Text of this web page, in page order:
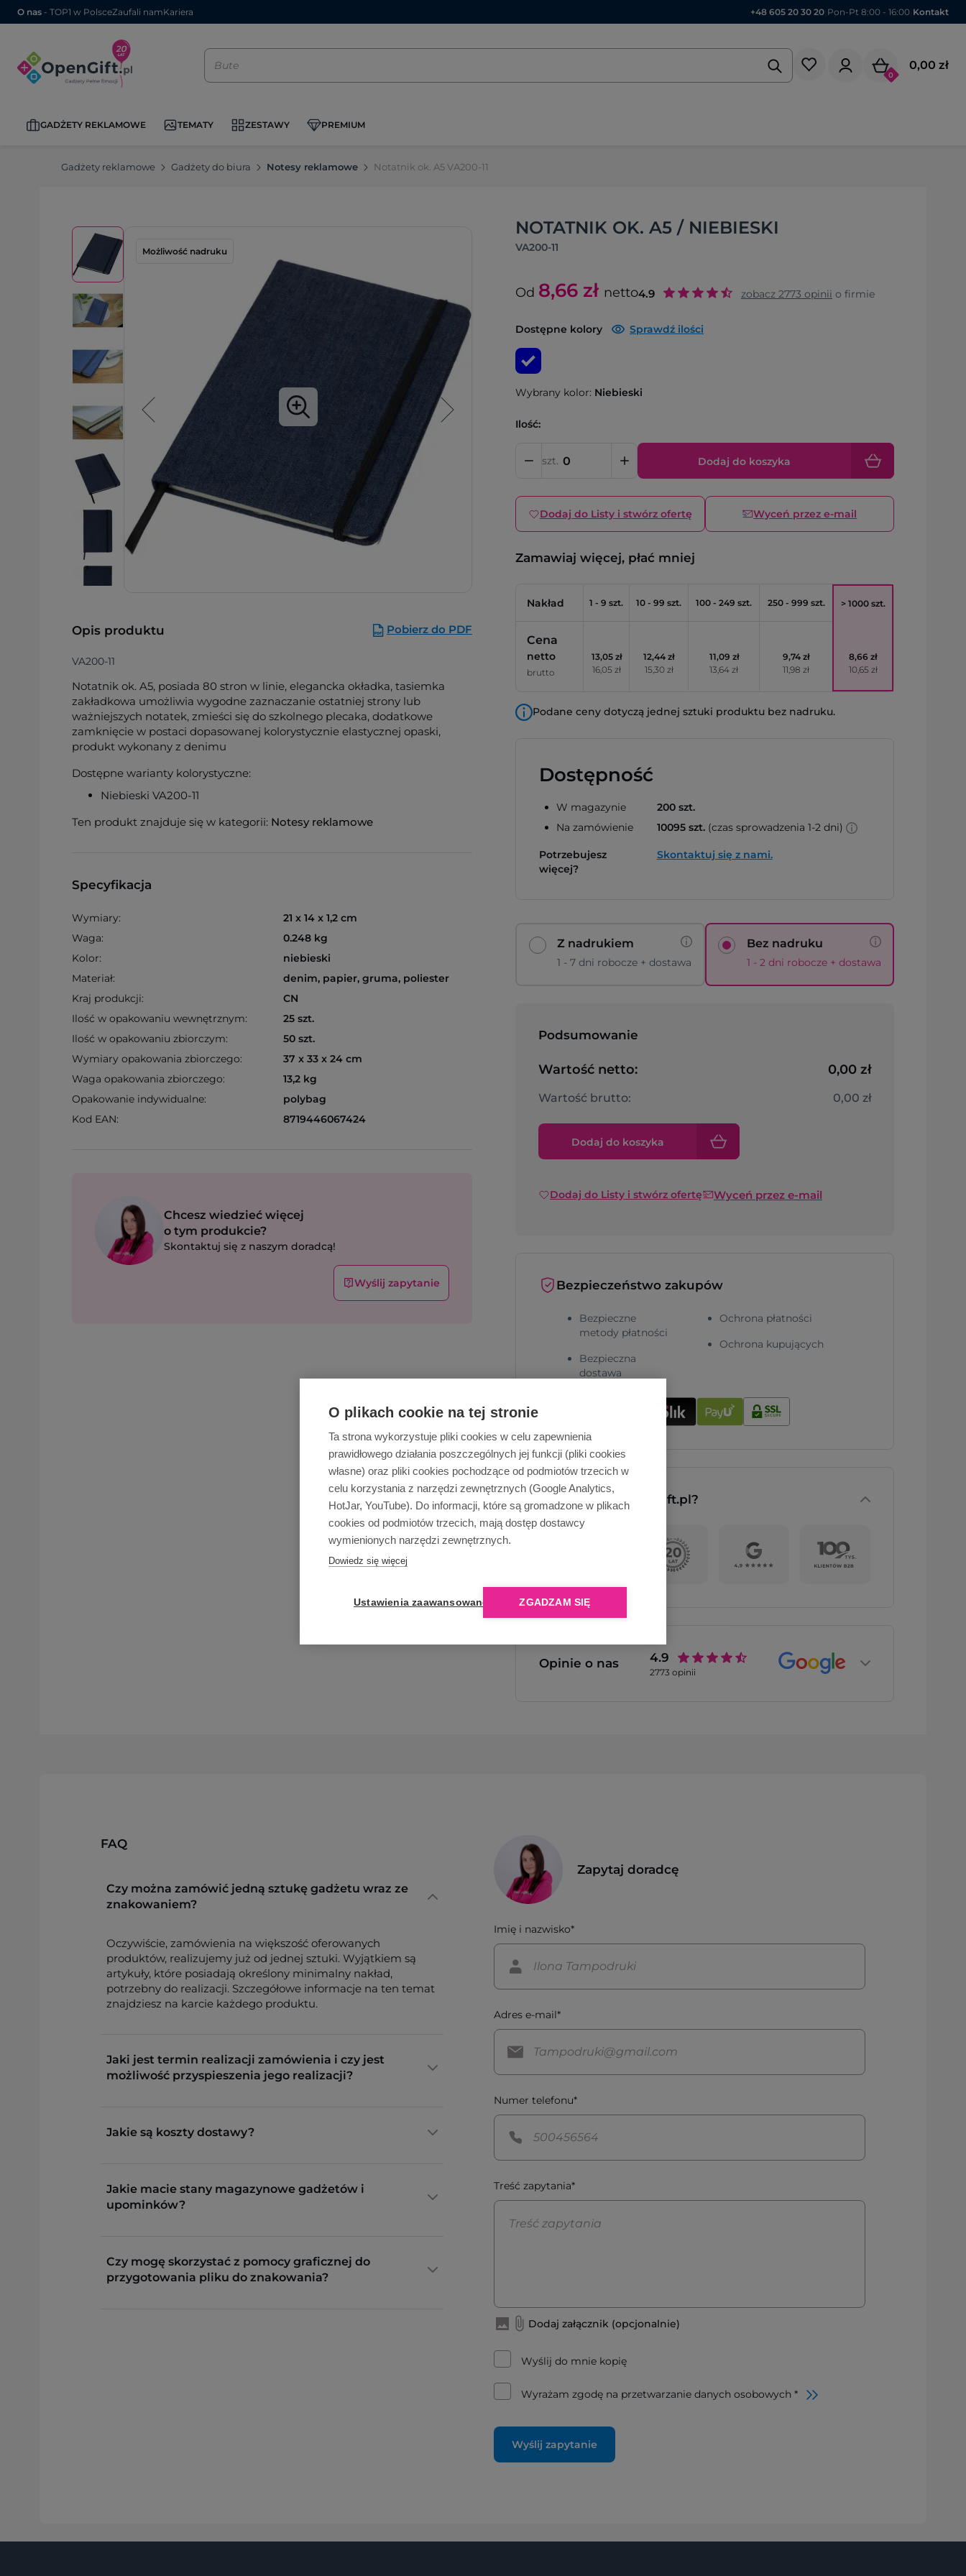
O plikach cookie na tej stronie
Ta strona wykorzystuje pliki cookies w celu zapewnienia
prawidłowego działania poszczególnych jej funkcji (pliki cookies
własne) oraz pliki cookies pochodzące od podmiotów trzecich w
celu korzystania z narzędzi zewnętrznych (Google Analytics,
HotJar, YouTube). Do informacji, które są gromadzone w plikach
cookies od podmiotów trzecich, mają dostęp dostawcy
wymienionych narzędzi zewnętrznych.
Dowiedz się więcej
Ustawienia zaawansowane ZGADZAM SIĘ
O nas - TOP1 w PolsceZaufali namKariera +48 605 20 30 20 Pon-Pt 8:00 - 16:00 Kontakt
0
0,00 zł
GADŻETY REKLAMOWE TEMATY ZESTAWY PREMIUM
Gadżety reklamowe Gadżety do biura Notesy reklamowe Notatnik ok. A5 VA200-11
NOTATNIK OK. A5 / NIEBIESKI
VA200-11
Możliwość nadruku
Opis produktu Pobierz do PDF
VA200-11
Notatnik ok. A5, posiada 80 stron w linie, elegancka okładka, tasiemka
zakładkowa umożliwia wygodne zaznaczanie ostatniej strony lub
ważniejszych notatek, zmieści się do szkolnego plecaka, dodatkowe
zamknięcie w postaci dopasowanej kolorystycznie elastycznej opaski,
produkt wykonany z denimu
Dostępne warianty kolorystyczne:
Niebieski VA200-11
Ten produkt znajduje się w kategorii: Notesy reklamowe
Specyfikacja
Wymiary:
21 x 14 x 1,2 cm
Waga:
0.248 kg
Kolor:
niebieski
Materiał:
denim, papier, gruma, poliester
Kraj produkcji:
CN
Ilość w opakowaniu wewnętrznym:
25 szt.
Ilość w opakowaniu zbiorczym:
50 szt.
Wymiary opakowania zbiorczego:
37 x 33 x 24 cm
Waga opakowania zbiorczego:
13,2 kg
Opakowanie indywidualne:
polybag
Kod EAN:
8719446067424
Chcesz wiedzieć więcej
o tym produkcie?
Skontaktuj się z naszym doradcą!
Wyślij zapytanie
Od 8,66 zł netto4.9 zobacz 2773 opinii o firmie
Dostępne kolory Sprawdź ilości
Wybrany kolor: Niebieski
Ilość:
szt. Dodaj do koszyka
Dodaj do Listy i stwórz ofertę Wyceń przez e-mail
Zamawiaj więcej, płać mniej
Nakład 1 - 9 szt. 10 - 99 szt. 100 - 249 szt. 250 - 999 szt. > 1000 szt.
Cena
netto
brutto
13,05 zł
16,05 zł
12,44 zł
15,30 zł
11,09 zł
13,64 zł
9,74 zł
11,98 zł
8,66 zł
10,65 zł
Podane ceny dotyczą jednej sztuki produktu bez nadruku.
Dostępność
W magazynie
Na zamówienie
200 szt.
10095 szt.(czas sprowadzenia 1-2 dni)
Potrzebujesz
więcej?
Skontaktuj się z nami.
Z nadrukiem
1 - 7 dni robocze + dostawa
Bez nadruku
1 - 2 dni robocze + dostawa
Podsumowanie
Wartość netto: 0,00 zł
Wartość brutto: 0,00 zł
Dodaj do koszyka
Dodaj do Listy i stwórz ofertę Wyceń przez e-mail
Bezpieczeństwo zakupów
Bezpieczne
metody płatności
Bezpieczna
dostawa
Ochrona płatności
Ochrona kupujących
Dlaczego OpenGift.pl?
Opinie o nas 4.9
2773 opinii
FAQ
Czy można zamówić jedną sztukę gadżetu wraz ze
znakowaniem?
Oczywiście, zamówienia na większość oferowanych
produktów, realizujemy już od jednej sztuki. Wyjątkiem są
artykuły, które posiadają określony minimalny nakład,
potrzebny do realizacji. Szczegółowe informacje na ten temat
znajdziesz na karcie każdego produktu.
Jaki jest termin realizacji zamówienia i czy jest
możliwość przyspieszenia jego realizacji?
Jakie są koszty dostawy?
Jakie macie stany magazynowe gadżetów i
upominków?
Czy mogę skorzystać z pomocy graficznej do
przygotowania pliku do znakowania?
Zapytaj doradcę
Imię i nazwisko*
Adres e-mail*
Numer telefonu*
Treść zapytania*
Dodaj załącznik (opcjonalnie)
Wyślij do mnie kopię
Wyrażam zgodę na przetwarzanie danych osobowych *
Wyślij zapytanie